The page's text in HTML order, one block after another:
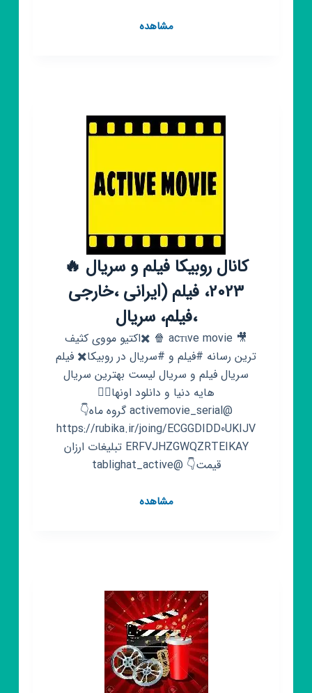
مشاهدهکانال
ایرانی
📺
یاغی
آفتاب
کانال روبیکا فیلم و سریال 🔥
2023، فیلم (ایرانی ،خارجی
،فیلم، سریال
🎥 acтιve movie 🍿 ✖️اکتیو مووی کثیف
ترین رسانه #فیلم و #سریال در روبیکا✖️ فیلم
سریال فیلم و سریال لیست بهترین سریال
هایه دنیا و دانلود اونها👇🏻
@activemovie_serial گروه ماه👇
https://rubika.ir/joing/ECGGDIDD0UKIJV
ERFVJHZGWQZRTEIKAY تبلیغات ارزان
قیمت👇 @tablighat_active
مشاهدهکانال
2023،
فیلم
(ایرانی
،خارجی
،فیلم،
سریال